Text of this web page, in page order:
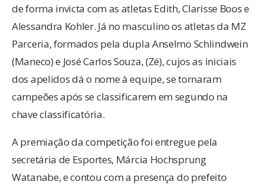
de forma invicta com as atletas Edith, Clarisse Boos e
Alessandra Kohler. Já no masculino os atletas da MZ
Parceria, formados pela dupla Anselmo Schlindwein
(Maneco) e José Carlos Souza, (Zé), cujos as iniciais
dos apelidos dá o nome à equipe, se tornaram
campeões após se classificarem em segundo na
chave classificatória.
A premiação da competição foi entregue pela
secretária de Esportes, Márcia Hochsprung
Watanabe, e contou com a presença do prefeito